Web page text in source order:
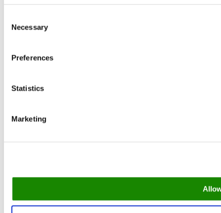
Selection
Necessary
Preferences
Statistics
Marketing